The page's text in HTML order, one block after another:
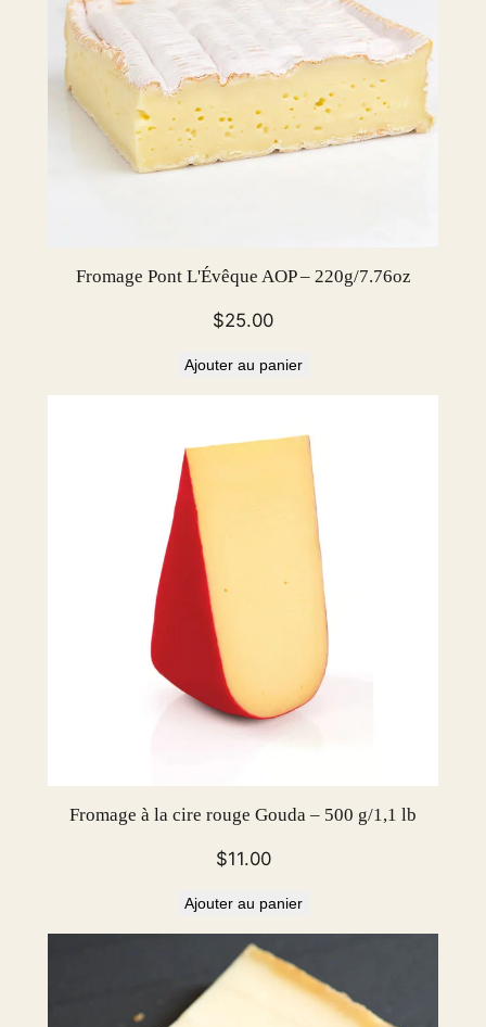
Fromage Pont L'Évêque AOP – 220g/7.76oz
$25.00
Ajouter au panier
Fromage à la cire rouge Gouda – 500 g/1,1 lb
$11.00
Ajouter au panier